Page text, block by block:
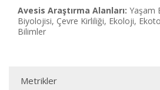
Avesis Araştırma Alanları: Yaşam
Biyolojisi, Çevre Kirliliği, Ekoloji,
Bilimler
Metrikler